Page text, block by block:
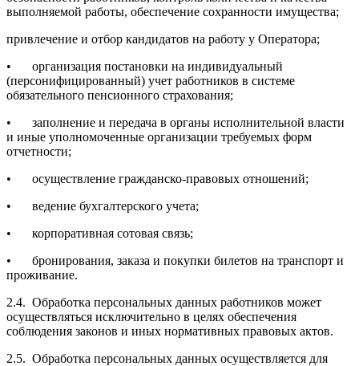
выполняемой работы, обеспечение сохранности имущества;
привлечение и отбор кандидатов на работу у Оператора;
•
организация постановки на индивидуальный
(персонифицированный) учет работников в системе
обязательного пенсионного страхования;
•
заполнение и передача в органы исполнительной власти
и иные уполномоченные организации требуемых форм
отчетности;
•
осуществление гражданско-правовых отношений;
•
ведение бухгалтерского учета;
•
корпоративная сотовая связь;
•
бронирования, заказа и покупки билетов на транспорт и
проживание.
2.4. Обработка персональных данных работников может
осуществляться исключительно в целях обеспечения
соблюдения законов и иных нормативных правовых актов.
2.5. Обработка персональных данных осуществляется для